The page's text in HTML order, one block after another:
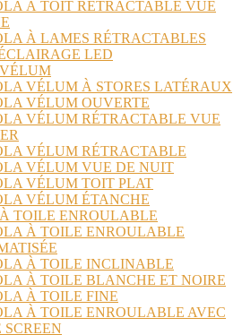
À TOIT RÉTRACTABLE VUE
À LAMES RÉTRACTABLES
LED
VÉLUM À STORES LATÉRAUX
VÉLUM OUVERTE
VÉLUM RÉTRACTABLE VUE
VÉLUM RÉTRACTABLE
VÉLUM VUE DE NUIT
VÉLUM TOIT PLAT
VÉLUM ÉTANCHE
TOILE ENROULABLE
À TOILE ENROULABLE
À TOILE INCLINABLE
À TOILE BLANCHE ET NOIRE
À TOILE FINE
À TOILE ENROULABLE AVEC
SCREEN